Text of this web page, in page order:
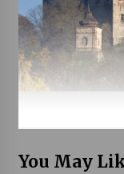
You May